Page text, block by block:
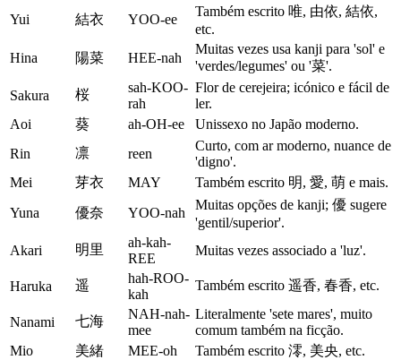
Yui
結衣 YOO-ee
Também escrito 唯, 由依, 結依,
etc.
Hina
陽菜 HEE-nah
Muitas vezes usa kanji para 'sol' e
'verdes/legumes' ou '菜'.
Sakura
桜
sah-KOO-
rah
Flor de cerejeira; icónico e fácil de
ler.
Aoi
葵 ah-OH-ee
Unissexo no Japão moderno.
Rin
凛 reen
Curto, com ar moderno, nuance de
'digno'.
Mei
芽衣 MAY
Também escrito 明, 愛, 萌 e mais.
Yuna
優奈 YOO-nah
Muitas opções de kanji; 優 sugere
'gentil/superior'.
Akari
明里
ah-kah-
REE
Muitas vezes associado a 'luz'.
Haruka 遥
hah-ROO-
kah
Também escrito 遥香, 春香, etc.
Nanami 七海
NAH-nah-
mee
Literalmente 'sete mares', muito
comum também na ficção.
Mio
美緒 MEE-oh
Também escrito 澪, 美央, etc.